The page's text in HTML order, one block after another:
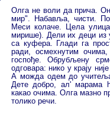
Олга не воли да прича.
мир". Набавља, чисти.
Меси колаче. Цела
мирише). Дели их деци из
са куфера. Глади га
ради, осмехнутим
госпође. Обрубљену
одговара: нико у крају
А можда одем до
Дете добро, ал' марама
какао очима. Олга мазно
толико речи.